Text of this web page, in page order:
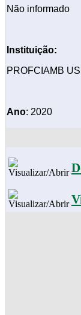
Não informado
Instituição:
PROFCIAMB
Ano: 2020